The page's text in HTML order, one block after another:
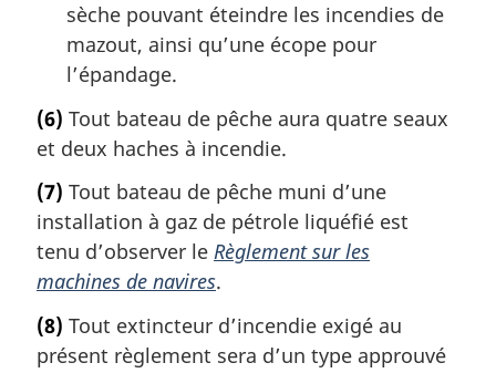
sèche pouvant éteindre les incendies de
mazout, ainsi qu’une écope pour
l’épandage.
(6) Tout bateau de pêche aura quatre seaux
et deux haches à incendie.
(7) Tout bateau de pêche muni d’une
installation à gaz de pétrole liquéfié est
tenu d’observer le Règlement sur les
machines de navires.
(8) Tout extincteur d’incendie exigé au
présent règlement sera d’un type approuvé